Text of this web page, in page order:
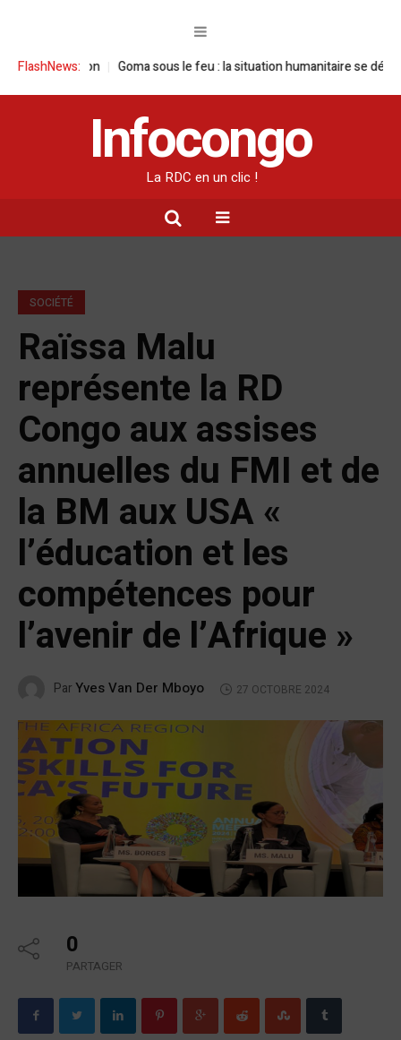
FlashNews:Goma sous le feu : la situation humanitaire se dégrade
Infocongo
La RDC en un clic !
SOCIÉTÉ
Raïssa Malu
représente la RD
Congo aux assises
annuelles du FMI et de
la BM aux USA «
l’éducation et les
compétences pour
l’avenir de l’Afrique »
ParYves Van Der Mboyo 27 OCTOBRE 2024
0
PARTAGER